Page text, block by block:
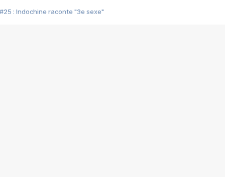
#25 : Indochine raconte "3e sexe"